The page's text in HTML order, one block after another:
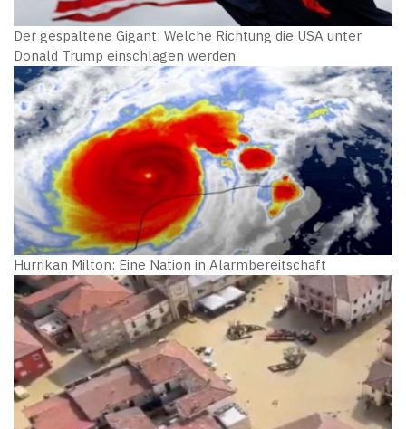
Der gespaltene Gigant: Welche Richtung die USA unter
Donald Trump einschlagen werden
Hurrikan Milton: Eine Nation in Alarmbereitschaft